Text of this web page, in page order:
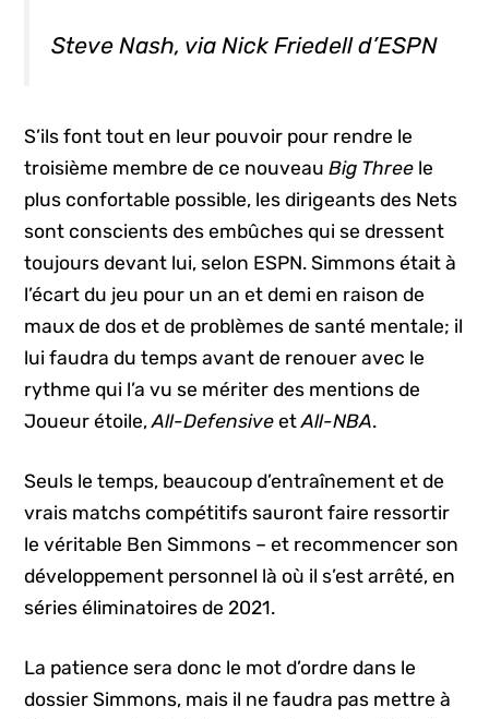
Steve Nash, via Nick Friedell d’ESPN
S’ils font tout en leur pouvoir pour rendre le
troisième membre de ce nouveauBig Three le
plus confortable possible, les dirigeants des Nets
sont conscients des embûches qui se dressent
toujours devant lui, selon ESPN. Simmons était à
l’écart du jeu pour un an et demi en raison de
maux de dos et de problèmes de santé mentale; il
lui faudra du temps avant de renouer avec le
rythme qui l’a vu se mériter des mentions de
Joueur étoile,All-Defensive etAll-NBA.
Seuls le temps, beaucoup d’entraînement et de
vrais matchs compétitifs sauront faire ressortir
le véritable Ben Simmons – et recommencer son
développement personnel là où il s’est arrêté, en
séries éliminatoires de 2021.
La patience sera donc le mot d’ordre dans le
dossier Simmons, mais il ne faudra pas mettre à